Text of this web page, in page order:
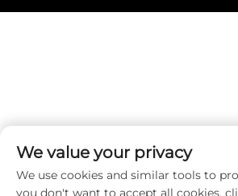
We value your privacy
We use cookies and similar tools to
you don't want to accept all cookies,